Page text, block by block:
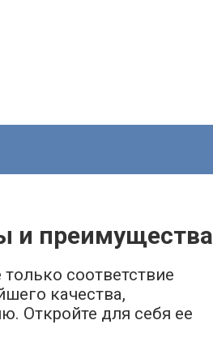
и преимущества
соответствие
качества,
Откройте для себя ее